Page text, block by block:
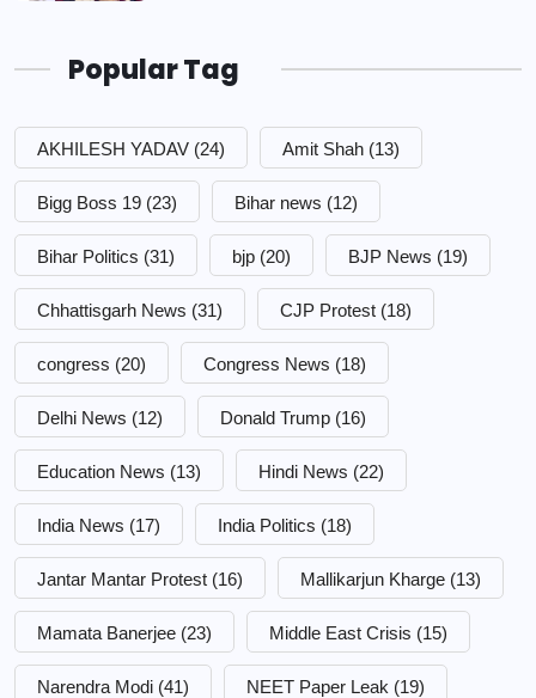
Popular Tag
AKHILESH YADAV (24) Amit Shah (13)
Bigg Boss 19 (23) Bihar news (12)
Bihar Politics (31) bjp (20) BJP News (19)
Chhattisgarh News (31) CJP Protest (18)
congress (20) Congress News (18)
Delhi News (12) Donald Trump (16)
Education News (13) Hindi News (22)
India News (17) India Politics (18)
Jantar Mantar Protest (16) Mallikarjun Kharge (13)
Mamata Banerjee (23) Middle East Crisis (15)
Narendra Modi (41) NEET Paper Leak (19)